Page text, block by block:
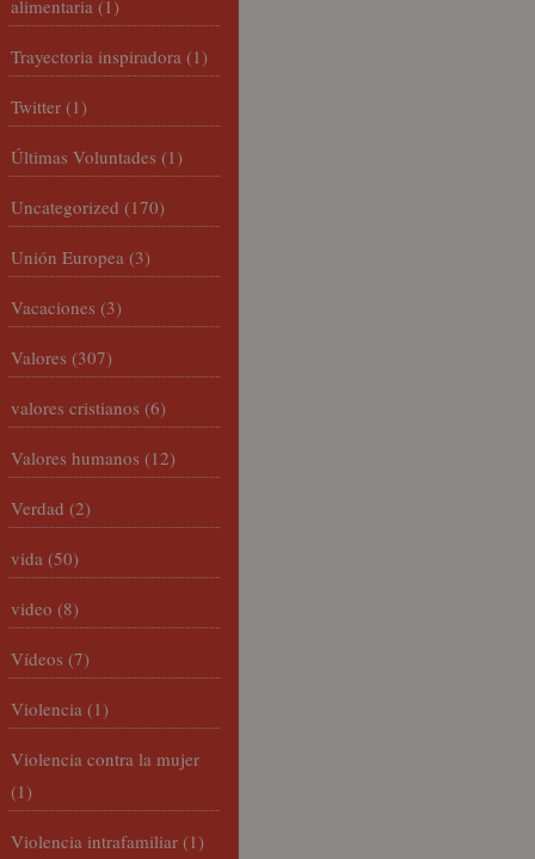
alimentaria (1)
Trayectoria inspiradora (1)
Twitter (1)
Últimas Voluntades (1)
Uncategorized (170)
Unión Europea (3)
Vacaciones (3)
Valores (307)
valores cristianos (6)
Valores humanos (12)
Verdad (2)
vida (50)
video (8)
Vídeos (7)
Violencia (1)
Violencia contra la mujer
(1)
Violencia intrafamiliar (1)